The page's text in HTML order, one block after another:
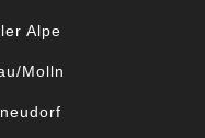
Alpe
Molln